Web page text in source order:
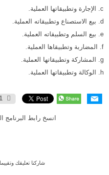
c. الإجارة وتطبيقاتها العملية.
d. بيع الاستصناع وتطبيقاته العملية.
e. بيع السلم وتطبيقاته العملية.
f. المضاربة وتطبيقاها العملية.
g. المشاركة وتطبيقاتها العملية.
h. الوكالة وتطبيقاتها العملية.
1
انسخ رابط البرنامج
شاركنا تعليقك